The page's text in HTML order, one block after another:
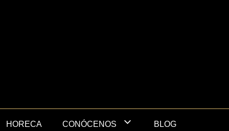
HORECA CONÓCENOS BLOG